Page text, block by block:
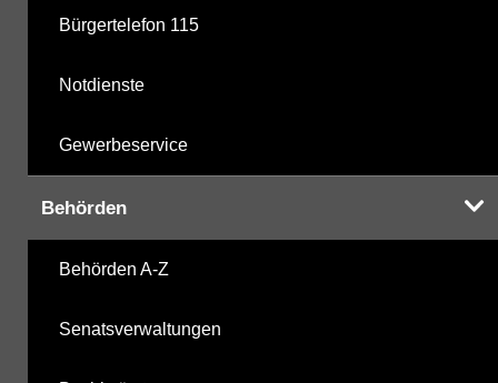
Bürgertelefon 115
Notdienste
Gewerbeservice
Behörden
Behörden A-Z
Senatsverwaltungen